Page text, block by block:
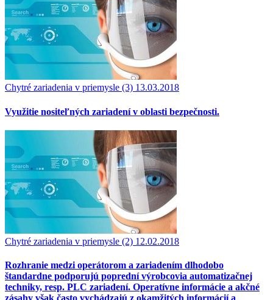
Chytré zariadenia v priemysle (3) 13.03.2018
Využitie nositeľných zariadení v oblasti bezpečnosti.
Chytré zariadenia v priemysle (2) 12.02.2018
Rozhranie medzi operátorom a zariadením dlhodobo
štandardne podporujú poprední výrobcovia automatizačnej
techniky, resp. PLC zariadení. Operatívne informácie a akčné
zásahy však často vychádzajú z okamžitých informácií a